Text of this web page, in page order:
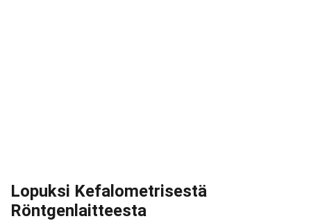
Lopuksi Kefalometrisestä
Röntgenlaitteesta